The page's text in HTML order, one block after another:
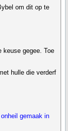
om dit op te
keuse gegee. Toe
hulle die verderf
gemaak in